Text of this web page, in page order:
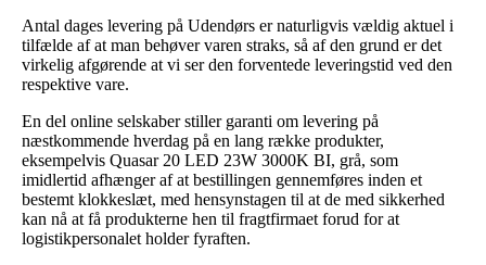
Antal dages levering på Udendørs er naturligvis vældig aktuel i
tilfælde af at man behøver varen straks, så af den grund er det
virkelig afgørende at vi ser den forventede leveringstid ved den
respektive vare.
En del online selskaber stiller garanti om levering på
næstkommende hverdag på en lang række produkter,
eksempelvis Quasar 20 LED 23W 3000K BI, grå, som
imidlertid afhænger af at bestillingen gennemføres inden et
bestemt klokkeslæt, med hensynstagen til at de med sikkerhed
kan nå at få produkterne hen til fragtfirmaet forud for at
logistikpersonalet holder fyraften.